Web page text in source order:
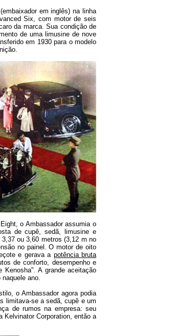
em inglês) na linha
Six, com motor de seis
da marca. Sua condição de
de uma limusine de nove
em 1930 para o modelo
o Ambassador assumia o
de cupê, sedã, limusine e
ou 3,60 metros (3,12 m no
no painel. O motor de oito
e gerava a potência bruta
de conforto, desempenho e
Kenosha". A grande aceitação
ano.
o Ambassador agora podia
limitava-se a sedã, cupê e um
de rumos na empresa: seu
Kelvinator Corporation, então a